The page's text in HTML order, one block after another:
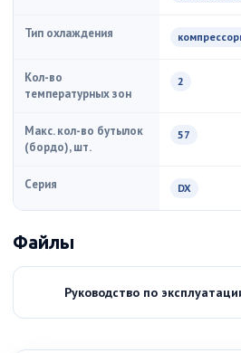
Тип охлаждения
Кол-во
температурных зон
2
Макс. кол-во бутылок
(бордо), шт.
57
Серия DX
Файлы